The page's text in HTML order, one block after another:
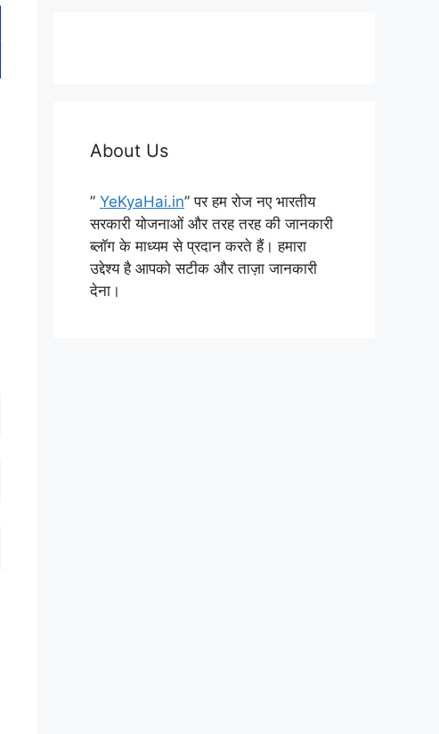
About Us
” YeKyaHai.in” पर हम रोज नए भारतीय
सरकारी योजनाओं और तरह तरह की जानकारी
ब्लॉग के माध्यम से प्रदान करते हैं। हमारा
उद्देश्य है आपको सटीक और ताज़ा जानकारी
देना।